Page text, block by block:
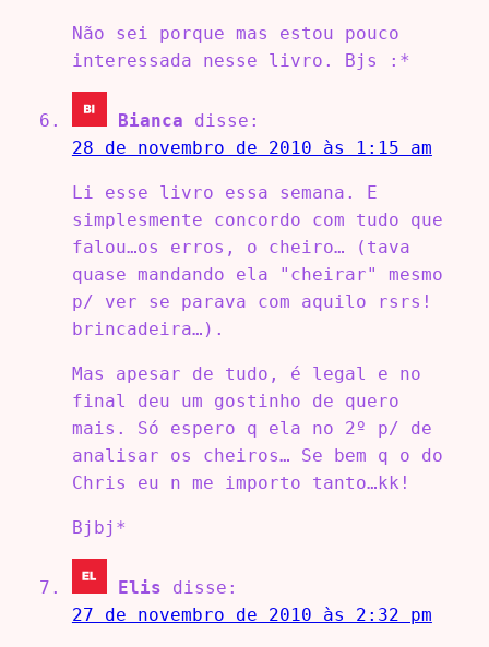
Não sei porque mas estou pouco
interessada nesse livro. Bjs :*
Bianca
disse:
28 de novembro de 2010 às 1:15 am
Li esse livro essa semana. E
simplesmente concordo com tudo que
falou…os erros, o cheiro… (tava
quase mandando ela "cheirar" mesmo
p/ ver se parava com aquilo rsrs!
brincadeira…).
Mas apesar de tudo, é legal e no
final deu um gostinho de quero
mais. Só espero q ela no 2º p/ de
analisar os cheiros… Se bem q o do
Chris eu n me importo tanto…kk!
Bjbj*
Elis
disse:
27 de novembro de 2010 às 2:32 pm